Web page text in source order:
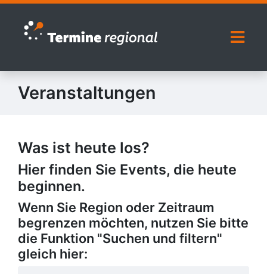
Zur Navigation springen
Zum Inhalt springen
Veranstaltungen
Was ist heute los?
Hier finden Sie Events, die heute
beginnen.
Wenn Sie Region oder Zeitraum
begrenzen möchten, nutzen Sie bitte
die Funktion "Suchen und filtern"
gleich hier: